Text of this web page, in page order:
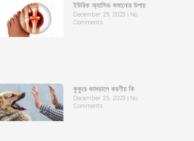
ইউরিক অ্যাসিড কমানোর উপায়
December 29, 2023
No
Comments
কুকুরে কামড়ালে করণীয় কি
December 25, 2023
No
Comments